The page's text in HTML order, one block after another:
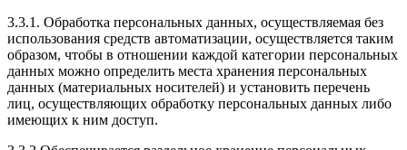
3.3.1. Обработка персональных данных, осуществляемая без
использования средств автоматизации, осуществляется таким
образом, чтобы в отношении каждой категории персональных
данных можно определить места хранения персональных
данных (материальных носителей) и установить перечень
лиц, осуществляющих обработку персональных данных либо
имеющих к ним доступ.